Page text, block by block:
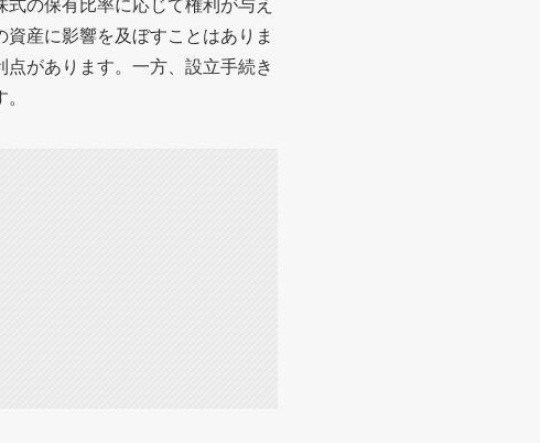
の保有比率に応じて権利が与え
産に影響を及ぼすことはありま
があります。一方、設立手続き